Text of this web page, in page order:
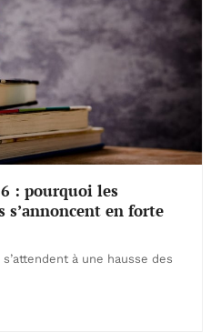
: pourquoi les
s’annoncent en forte
s’attendent à une hausse des